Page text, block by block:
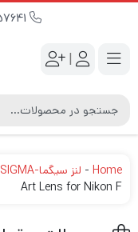
|
Home
- لنز سیگما-SIGMA
Art Lens for Nikon F